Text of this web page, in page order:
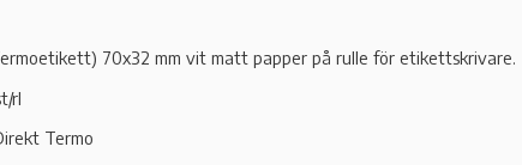
70x32 mm vit matt papper på rulle för etikettskrivare.
rl
Termo